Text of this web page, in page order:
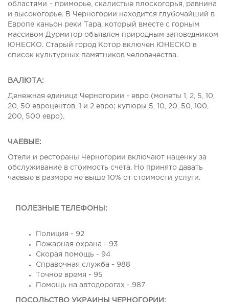
областями – приморье, скалистые плоскогорья, равнина
и высокогорье. В Черногории находится глубочайший в
Европе каньон реки Тара, который вместе с горным
массивом Дурмитор объявлен природным заповедником
ЮНЕСКО. Старый город Котор включен ЮНЕСКО в
список культурных памятников человечества.
ВАЛЮТА:
Денежная единица Черногории - евро (монеты 1, 2, 5, 10,
20, 50 евроцентов, 1 и 2 евро; купюры 5, 10, 20, 50, 100,
200, 500 евро).
ЧАЕВЫЕ:
Отели и рестораны Черногории включают наценку за
обслуживание в стоимость счета. Но принято давать
чаевые в размере не выше 10% от стоимости услуги.
ПОЛЕЗНЫЕ ТЕЛЕФОНЫ:
Полиция - 92
Пожарная охрана - 93
Скорая помощь - 94
Справочная служба - 988
Точное время - 95
Помощь на автодорогах - 987
ПОСОЛЬСТВО УКРАИНЫ ЧЕРНОГОРИИ: